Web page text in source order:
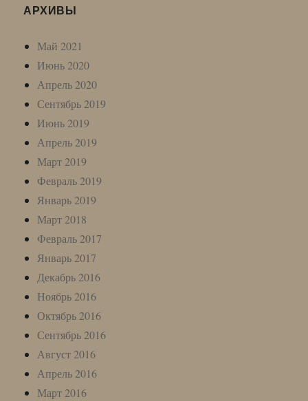
АРХИВЫ
Май 2021
Июнь 2020
Апрель 2020
Сентябрь 2019
Июнь 2019
Апрель 2019
Март 2019
Февраль 2019
Январь 2019
Март 2018
Февраль 2017
Январь 2017
Декабрь 2016
Ноябрь 2016
Октябрь 2016
Сентябрь 2016
Август 2016
Апрель 2016
Март 2016